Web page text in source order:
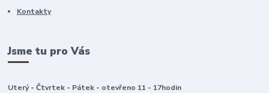
Kontakty
Jsme tu pro Vás
Uterý - Čtvrtek - Pátek - otevřeno 11 - 17hodin